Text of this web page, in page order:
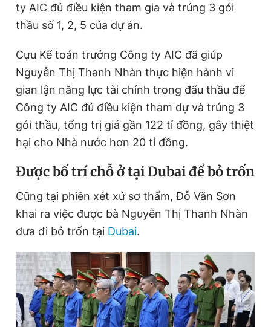
ty AIC đủ điều kiện tham gia và trúng 3 gói
thầu số 1, 2, 5 của dự án.
Cựu Kế toán trưởng Công ty AIC đã giúp
Nguyễn Thị Thanh Nhàn thực hiện hành vi
gian lận năng lực tài chính trong đấu thầu để
Công ty AIC đủ điều kiện tham dự và trúng 3
gói thầu, tổng trị giá gần 122 tỉ đồng, gây thiệt
hại cho Nhà nước hơn 20 tỉ đồng.
Được bố trí chỗ ở tại Dubai để bỏ trốn
Cũng tại phiên xét xử sơ thẩm, Đỗ Văn Sơn
khai ra việc được bà Nguyễn Thị Thanh Nhàn
đưa đi bỏ trốn tại Dubai.